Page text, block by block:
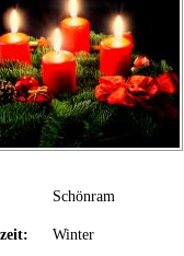
Schönram
Winter